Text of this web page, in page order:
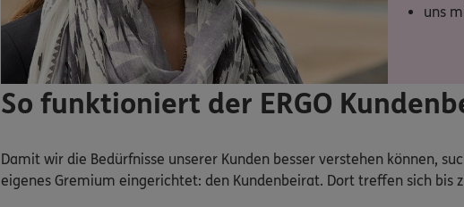
uns
So funktioniert der ERGO
Damit wir die Bedürfnisse unserer Kunden besser verstehen können,
eigenes Gremium eingerichtet: den Kundenbeirat. Dort treffen sich bis